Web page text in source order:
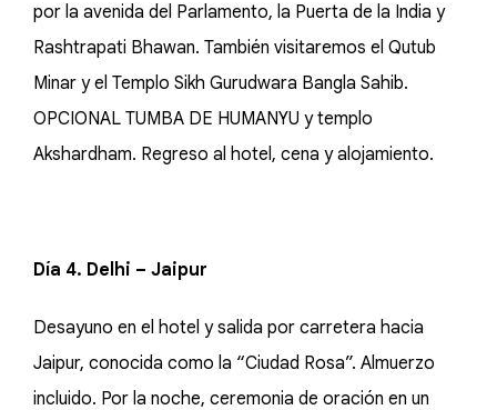
por la avenida del Parlamento, la Puerta de la India y
Rashtrapati Bhawan. También visitaremos el Qutub
Minar y el Templo Sikh Gurudwara Bangla Sahib.
OPCIONAL TUMBA DE HUMANYU y templo
Akshardham. Regreso al hotel, cena y alojamiento.
Día 4. Delhi – Jaipur
Desayuno en el hotel y salida por carretera hacia
Jaipur, conocida como la “Ciudad Rosa”. Almuerzo
incluido. Por la noche, ceremonia de oración en un